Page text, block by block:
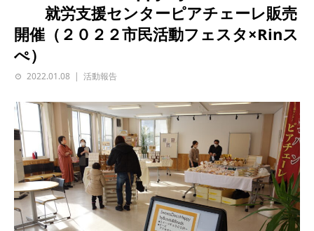
就労支援センターピアチェーレ販売
開催（２０２２市民活動フェスタ×Rinス
ぺ）
2022.01.08 活動報告